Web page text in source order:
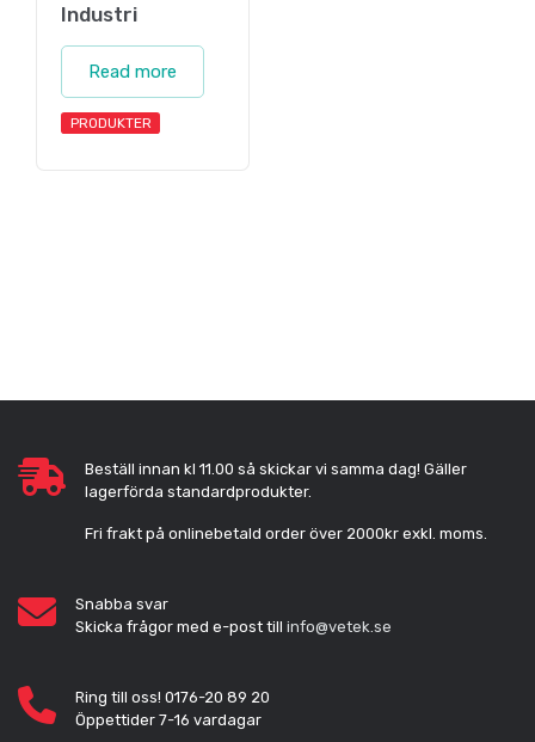
Industri
Read more
PRODUKTER
Beställ innan kl 11.00 så skickar vi samma dag! Gäller
lagerförda standardprodukter.
Fri frakt på onlinebetald order över 2000kr exkl. moms.
Snabba svar
Skicka frågor med e-post till info@vetek.se
Ring till oss! 0176-20 89 20
Öppettider 7-16 vardagar